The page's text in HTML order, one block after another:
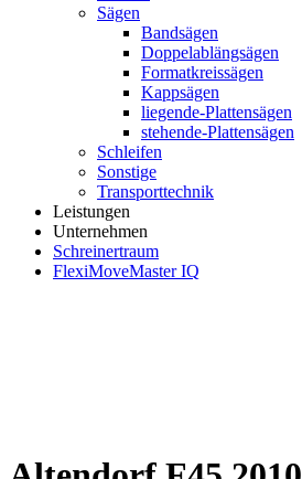
Sägen
Bandsägen
Doppelablängsägen
Formatkreissägen
Kappsägen
liegende-Plattensägen
stehende-Plattensägen
Schleifen
Sonstige
Transporttechnik
Leistungen
Unternehmen
Schreinertraum
FlexiMoveMaster IQ